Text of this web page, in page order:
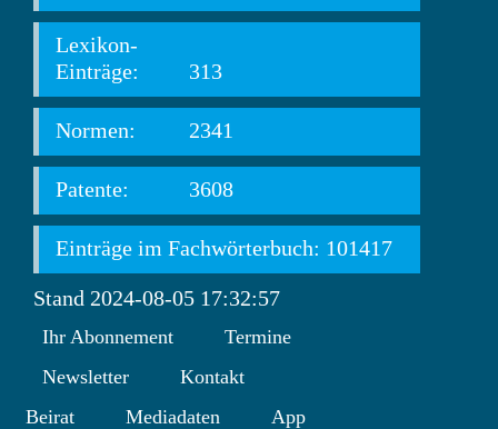
Lexikon-
Einträge:
313
Normen: 2341
Patente: 3608
Einträge im Fachwörterbuch: 101417
Stand 2024-08-05 17:32:57
Ihr Abonnement
Termine
Newsletter
Kontakt
Beirat
Mediadaten App